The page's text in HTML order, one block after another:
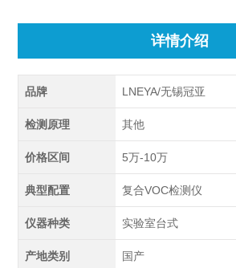
详情介绍
品牌 LNEYA/无锡冠亚
检测原理 其他
价格区间 5万-10万
典型配置 复合VOC检测仪
仪器种类 实验室台式
产地类别 国产